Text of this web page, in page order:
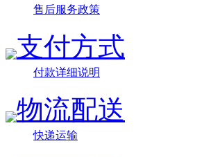
售后服务政策
支付方式
付款详细说明
物流配送
快递运输